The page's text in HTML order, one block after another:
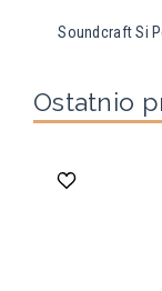
Soundcraft Si
Ostatnio